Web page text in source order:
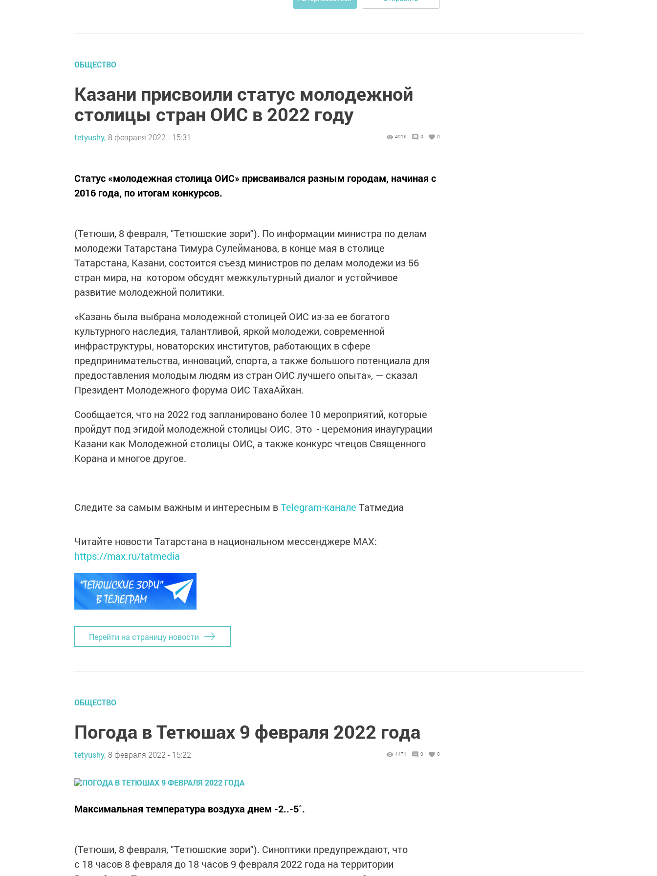
ОБЩЕСТВО
Казани присвоили статус молодежной
столицы стран ОИС в 2022 году
tetyushy, 8 февраля 2022 - 15:31 4916 0 0
Статус «молодежная столица ОИС» присваивался разным городам, начиная с
2016 года, по итогам конкурсов.
(Тетюши, 8 февраля, "Тетюшские зори"). По информации министра по делам
молодежи Татарстана Тимура Сулейманова, в конце мая в столице
Татарстана, Казани, состоится съезд министров по делам молодежи из 56
стран мира, на котором обсудят межкультурный диалог и устойчивое
развитие молодежной политики.
«Казань была выбрана молодежной столицей ОИС из-за ее богатого
культурного наследия, талантливой, яркой молодежи, современной
инфраструктуры, новаторских институтов, работающих в сфере
предпринимательства, инноваций, спорта, а также большого потенциала для
предоставления молодым людям из стран ОИС лучшего опыта», — сказал
Президент Молодежного форума ОИС ТахаАйхан.
Сообщается, что на 2022 год запланировано более 10 мероприятий, которые
пройдут под эгидой молодежной столицы ОИС. Это - церемония инаугурации
Казани как Молодежной столицы ОИС, а также конкурс чтецов Священного
Корана и многое другое.
Следите за самым важным и интересным вTelegram-канале Татмедиа
Читайте новости Татарстана в национальном мессенджере MАХ:
https://max.ru/tatmedia
Перейти на страницу новости
ОБЩЕСТВО
Погода в Тетюшах 9 февраля 2022 года
tetyushy, 8 февраля 2022 - 15:22 4471 0 0
Максимальная температура воздуха днем -2..-5˚.
(Тетюши, 8 февраля, "Тетюшские зори"). Синоптики предупреждают, что
с 18 часов 8 февраля до 18 часов 9 февраля 2022 года на территории